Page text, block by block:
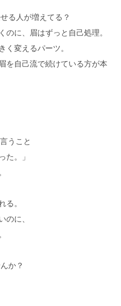
る人が増えてる？
のに、眉はずっと自己処理。
く変えるパーツ。
を自己流で続けている方が本
うこと
た。」
る。
のに、
か？